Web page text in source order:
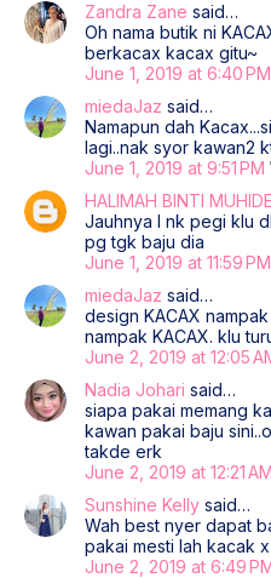
Zandra Zane said…
Oh nama butik ni
berkacax kacax gitu~
June 1, 2019 at 6:40 PM
miedaJaz said…
Namapun dah
lagi..nak syor kawan2
June 1, 2019 at 9:51 PM
HALIMAH BINTI
Jauhnya l nk pegi klu
pg tgk baju dia
June 1, 2019 at 11:59 PM
miedaJaz said…
design KACAX
nampak KACAX. klu
June 2, 2019 at 12:05
Nadia Johari said…
siapa pakai memang
kawan pakai baju
takde erk
June 2, 2019 at 12:21 AM
Sunshine Kelly said…
Wah best nyer dapat
pakai mesti lah kacak
June 2, 2019 at 6:49